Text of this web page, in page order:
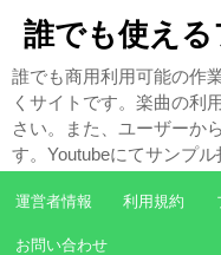
誰でも使え
誰でも商用利用可能の作
くサイトです。楽曲の利
さい。また、ユーザーか
す。Youtubeにてサンプル
運営者情報 利用規約
お問い合わせ